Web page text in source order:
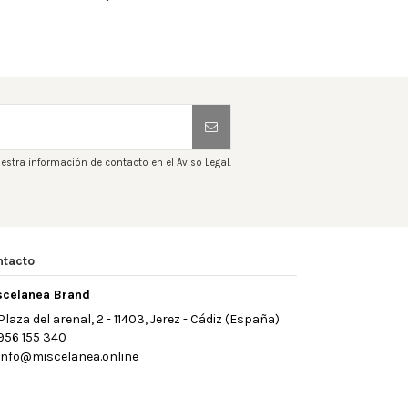
información de contacto en el Aviso Legal.
Brand
del arenal, 2 - 11403, Jerez - Cádiz (España)
155 340